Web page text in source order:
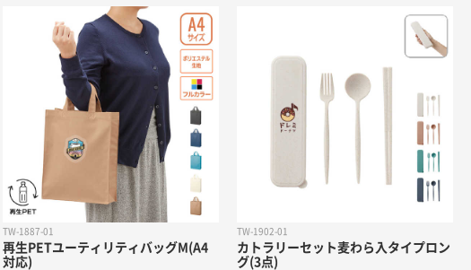
ダー』です。ラバーウッドは、木目の印象がやわ
らかくて優しい雰囲気なので、日常に馴染みや
すくノベルティや販促品、卒業記念品や創立記
念品などの記念品にオススメ。本体色は2色展開
です。カレンダーの台紙を変更すれば印象も変
わるので、飽きずに長く使用いただけます。
TW-1887-01
再生PETユーティリティバッグM(A4
対応)
TW-1902-01
カトラリーセット麦わら入タイプロン
グ(3点)